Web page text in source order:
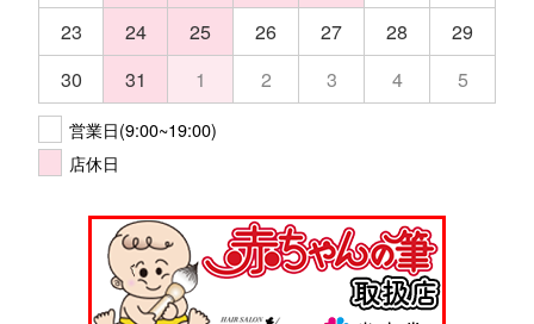
23
24 25 26 27 28
29
30
31 1 2 3 4 5
営業日(9:00~19:00)
店休日